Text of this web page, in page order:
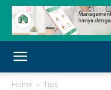
Home Tips